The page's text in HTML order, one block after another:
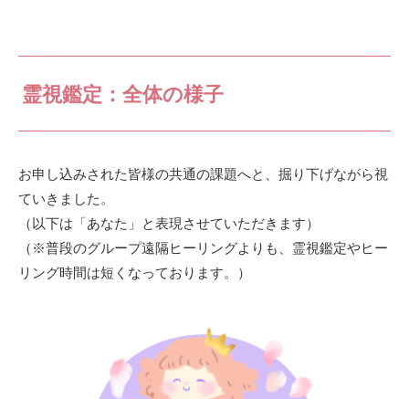
霊視鑑定：全体の様子
お申し込みされた皆様の共通の課題へと、掘り下げながら視
ていきました。
（以下は「あなた」と表現させていただきます）
（※普段のグループ遠隔ヒーリングよりも、霊視鑑定やヒー
リング時間は短くなっております。）